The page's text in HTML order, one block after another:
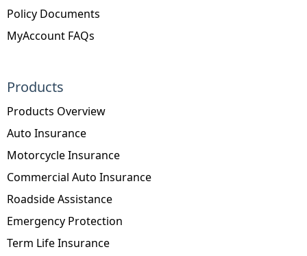
Products
Products Overview
Auto Insurance
Motorcycle Insurance
Commercial Auto Insurance
Roadside Assistance
Emergency Protection
Term Life Insurance
Policy Documents
MyAccount FAQs